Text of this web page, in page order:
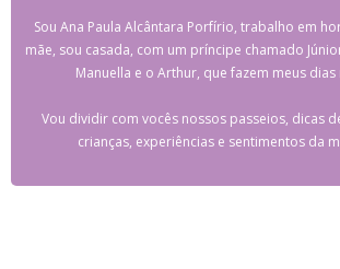
Sou Ana Paula Alcântara Porfírio, trabalho em
mãe, sou casada, com um príncipe chamado
Manuella e o Arthur, que fazem meus dias
Vou dividir com vocês nossos passeios, dicas
crianças, experiências e sentimentos da